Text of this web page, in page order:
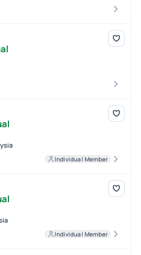
Individual Member
Individual Member